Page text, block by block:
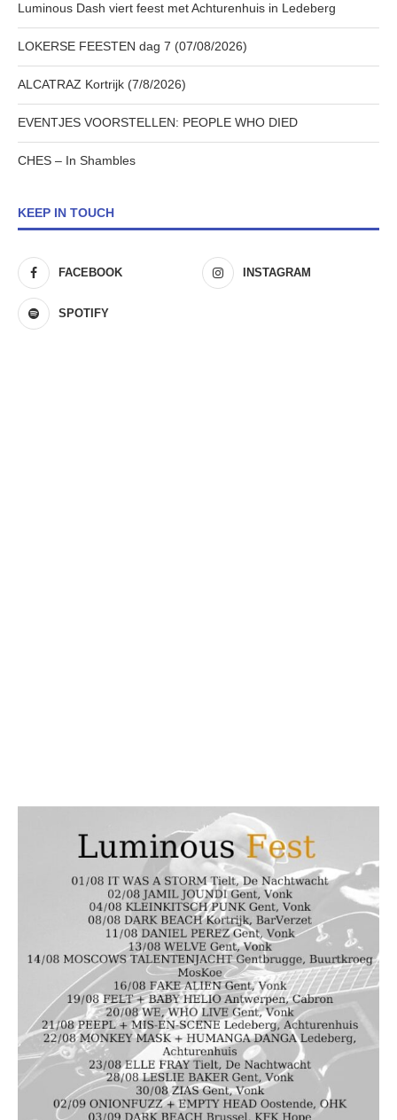
Luminous Dash viert feest met Achturenhuis in Ledeberg
LOKERSE FEESTEN dag 7 (07/08/2026)
ALCATRAZ Kortrijk (7/8/2026)
EVENTJES VOORSTELLEN: PEOPLE WHO DIED
CHES – In Shambles
KEEP IN TOUCH
FACEBOOK INSTAGRAM
SPOTIFY